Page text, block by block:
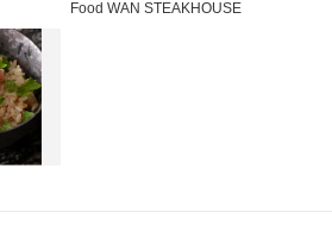
Food WAN STEAKHOUSE